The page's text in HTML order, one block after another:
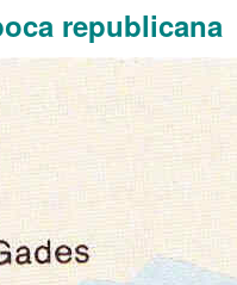
republicana